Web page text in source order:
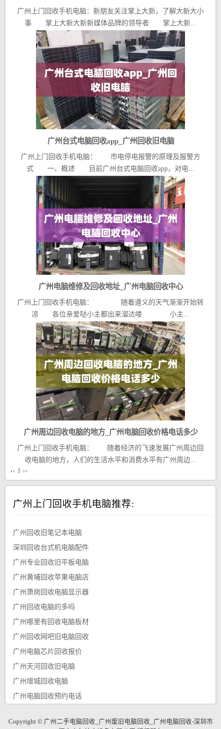
广州上门回收手机电脑：新朋友关注掌上大新，了解大新大小
事 掌上大新大新新媒体品牌的领导者 掌上大新...
广州台式电脑回收app_广州回收旧电脑
广州上门回收手机电脑： 市电停电报警的原理及报警方
式 一、概述 目前广州台式电脑回收app，对电...
广州电脑维修及回收地址_广州电脑回收中心
广州上门回收手机电脑： 随着遵义的天气渐渐开始转
凉 各位亲爱哒小主都出来溜达喽 小主...
广州周边回收电脑的地方_广州电脑回收价格电话多少
广州上门回收手机电脑： 随着经济的飞速发展广州周边回
收电脑的地方，人们的生活水平和消费水平有广州周边...
‹‹ 1 ››
广州上门回收手机电脑推荐:
广州回收旧笔记本电脑
深圳回收台式机电脑配件
广州专业回收旧平板电脑
广州黄埔回收苹果电脑店
广州萧岗回收电脑显示器
广州回收电脑的多吗
广州哪里有回收电脑板材
广州回收网吧旧电脑回收
广州电脑芯片回收报价
广州天河回收旧电脑
广州增城回收电脑
广州电脑回收预约电话
Copyright © 广州二手电脑回收_广州废旧电脑回收_广州电脑回收-深圳市